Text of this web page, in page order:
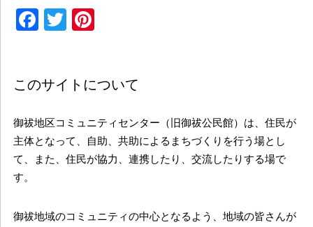
Facebook
Twitter
このサイトについて
御祓地区コミュニティセンター（旧御祓公民館）は、住民が
主体となって、自助、共助によるまちづくりを行う場とし
て、また、住民が協力、連携したり、交流したりする場で
す。
御祓地域のコミュニティの中心となるよう、地域の皆さんが